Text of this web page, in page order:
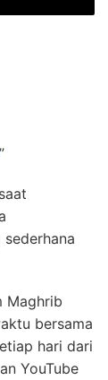
”
Maghrib
bersama
hari dari
YouTube